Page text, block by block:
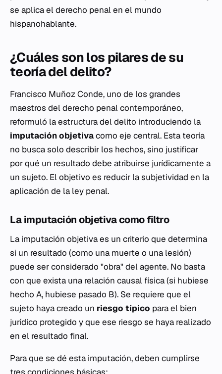
se aplica el derecho penal en el mundo
hispanohablante.
¿Cuáles son los pilares de su
teoría del delito?
Francisco Muñoz Conde, uno de los grandes
maestros del derecho penal contemporáneo,
reformuló la estructura del delito introduciendo la
imputación objetivacomo eje central. Esta teoría
no busca solo describir los hechos, sino justificar
por qué un resultado debe atribuirse jurídicamente a
un sujeto. El objetivo es reducir la subjetividad en la
aplicación de la ley penal.
La imputación objetiva como filtro
La imputación objetiva es un criterio que determina
si un resultado (como una muerte o una lesión)
puede ser considerado "obra" del agente. No basta
con que exista una relación causal física (si hubiese
hecho A, hubiese pasado B). Se requiere que el
sujeto haya creado un riesgo típico para el bien
jurídico protegido y que ese riesgo se haya realizado
en el resultado final.
Para que se dé esta imputación, deben cumplirse